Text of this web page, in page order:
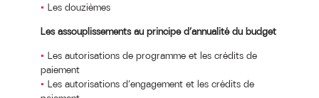
Les douzièmes
Les assouplissements au principe d’annualité du budget
Les autorisations de programme et les crédits de
paiement
Les autorisations d’engagement et les crédits de